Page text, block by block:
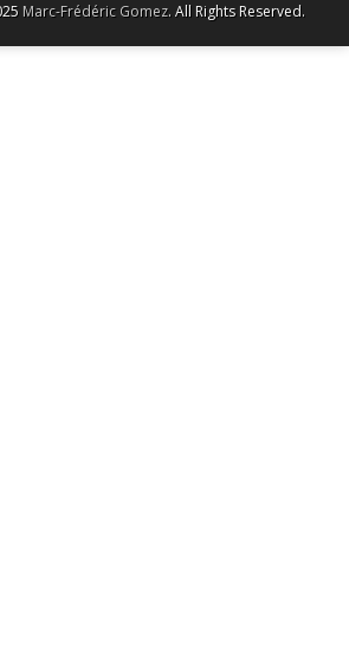
Marc-Frédéric Gomez. All Rights Reserved.